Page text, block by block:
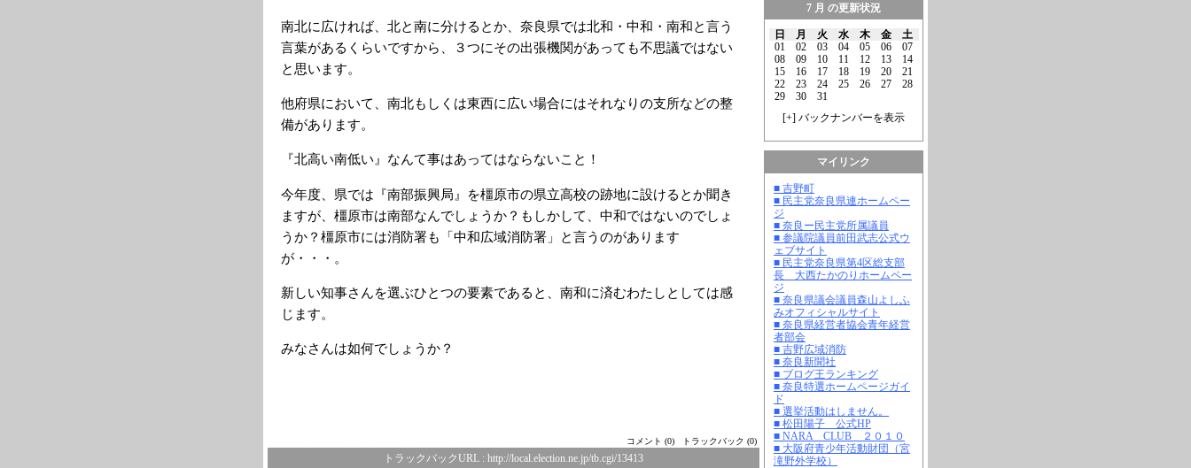
7 月 の更新状況
日 月 火 水 木 金
土
01
02 03 04 05 06
07
08
09 10 11 12 13
14
15
16 17 18 19 20
21
22
23 24 25 26 27
28
29
30
31
[+] バックナンバーを表示
マイリンク
■ 吉野町
■ 民主党奈良県連ホームペー
ジ
■ 奈良ー民主党所属議員
■ 参議院議員前田武志公式ウ
ェブサイト
■ 民主党奈良県第4区総支部
長 大西たかのりホームペー
ジ
■ 奈良県議会議員森山よしふ
みオフィシャルサイト
■ 奈良県経営者協会青年経営
者部会
■ 吉野広域消防
■ 奈良新聞社
■ ブログ王ランキング
■ 奈良特選ホームページガイ
ド
■ 選挙活動はしません。
■ 松田陽子 公式HP
■ NARA CLUB ２０１０
■ 大阪府青少年活動財団（宮
滝野外学校）
南北に広ければ、北と南に分けるとか、奈良県では北和・中和・南和と言う
言葉があるくらいですから、３つにその出張機関があっても不思議ではない
と思います。
他府県において、南北もしくは東西に広い場合にはそれなりの支所などの整
備があります。
『北高い南低い』なんて事はあってはならないこと！
今年度、県では『南部振興局』を橿原市の県立高校の跡地に設けるとか聞き
ますが、橿原市は南部なんでしょうか？もしかして、中和ではないのでしょ
うか？橿原市には消防署も「中和広域消防署」と言うのがあります
が・・・。
新しい知事さんを選ぶひとつの要素であると、南和に済むわたしとしては感
じます。
みなさんは如何でしょうか？
コメント (0) トラックバック (0)
トラックバックURL : http://local.election.ne.jp/tb.cgi/13413